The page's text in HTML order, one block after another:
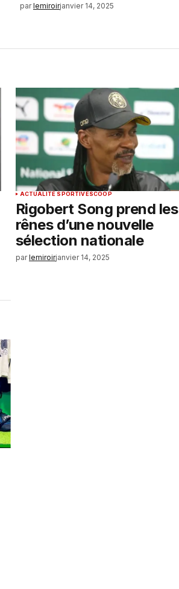
par lemiroirjanvier 14, 2025
ACTUALITÉ SPORTIVESCOOP
Rigobert Song prend les
rênes d’une nouvelle
sélection nationale
par lemiroirjanvier 14, 2025